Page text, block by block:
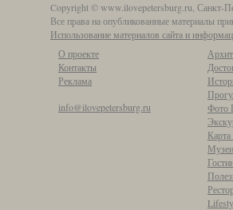
Copyright © www.ilovepetersburg.ru, Санкт-
Все права на опубликованные материалы
Использование материалов сайта и
О проекте
Контакты
Реклама
info@ilovepetersburg.ru
Фото